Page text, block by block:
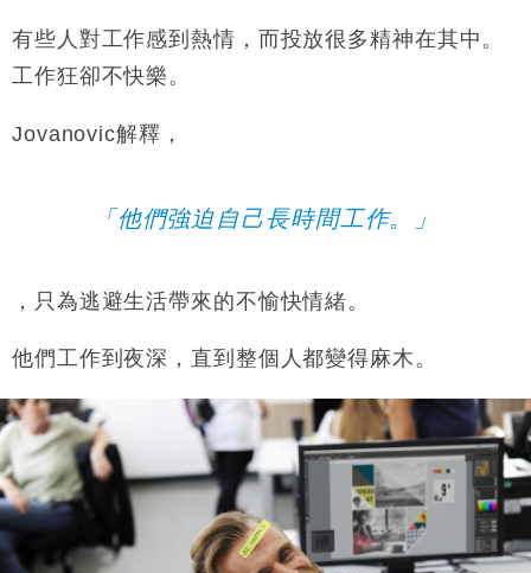
有些人對工作感到熱情，而投放很多精神在其中。
工作狂卻不快樂。
Jovanovic解釋，
「他們強迫自己長時間工作。」
，只為逃避生活帶來的不愉快情緒。
他們工作到夜深，直到整個人都變得麻木。